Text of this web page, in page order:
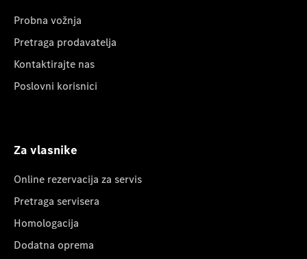
Probna vožnja
Pretraga prodavatelja
Kontaktirajte nas
Poslovni korisnici
Za vlasnike
Online rezervacija za servis
Pretraga servisera
Homologacija
Dodatna oprema